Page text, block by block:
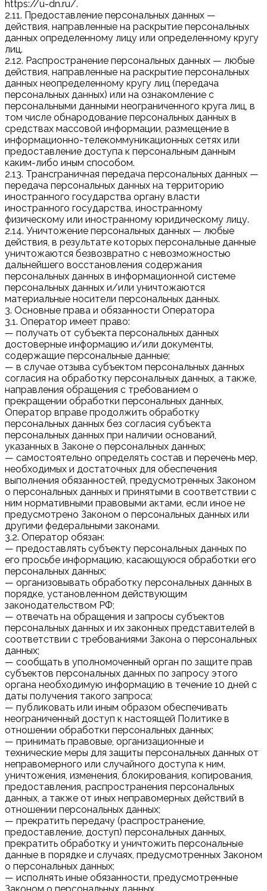
https://u-dn.ru/.
2.11. Предоставление персональных данных —
действия, направленные на раскрытие персональных
данных определенному лицу или определенному кругу
лиц.
2.12. Распространение персональных данных — любые
действия, направленные на раскрытие персональных
данных неопределенному кругу лиц (передача
персональных данных) или на ознакомление с
персональными данными неограниченного круга лиц, в
том числе обнародование персональных данных в
средствах массовой информации, размещение в
информационно-телекоммуникационных сетях или
предоставление доступа к персональным данным
каким-либо иным способом.
2.13. Трансграничная передача персональных данных —
передача персональных данных на территорию
иностранного государства органу власти
иностранного государства, иностранному
физическому или иностранному юридическому лицу.
2.14. Уничтожение персональных данных — любые
действия, в результате которых персональные данные
уничтожаются безвозвратно с невозможностью
дальнейшего восстановления содержания
персональных данных в информационной системе
персональных данных и/или уничтожаются
материальные носители персональных данных.
3. Основные права и обязанности Оператора
3.1. Оператор имеет право:
— получать от субъекта персональных данных
достоверные информацию и/или документы,
содержащие персональные данные;
— в случае отзыва субъектом персональных данных
согласия на обработку персональных данных, а также,
направления обращения с требованием о
прекращении обработки персональных данных,
Оператор вправе продолжить обработку
персональных данных без согласия субъекта
персональных данных при наличии оснований,
указанных в Законе о персональных данных;
— самостоятельно определять состав и перечень мер,
необходимых и достаточных для обеспечения
выполнения обязанностей, предусмотренных Законом
о персональных данных и принятыми в соответствии с
ним нормативными правовыми актами, если иное не
предусмотрено Законом о персональных данных или
другими федеральными законами.
3.2. Оператор обязан:
— предоставлять субъекту персональных данных по
его просьбе информацию, касающуюся обработки его
персональных данных;
— организовывать обработку персональных данных в
порядке, установленном действующим
законодательством РФ;
— отвечать на обращения и запросы субъектов
персональных данных и их законных представителей в
соответствии с требованиями Закона о персональных
данных;
— сообщать в уполномоченный орган по защите прав
субъектов персональных данных по запросу этого
органа необходимую информацию в течение 10 дней с
даты получения такого запроса;
— публиковать или иным образом обеспечивать
неограниченный доступ к настоящей Политике в
отношении обработки персональных данных;
— принимать правовые, организационные и
технические меры для защиты персональных данных от
неправомерного или случайного доступа к ним,
уничтожения, изменения, блокирования, копирования,
предоставления, распространения персональных
данных, а также от иных неправомерных действий в
отношении персональных данных;
— прекратить передачу (распространение,
предоставление, доступ) персональных данных,
прекратить обработку и уничтожить персональные
данные в порядке и случаях, предусмотренных Законом
о персональных данных;
— исполнять иные обязанности, предусмотренные